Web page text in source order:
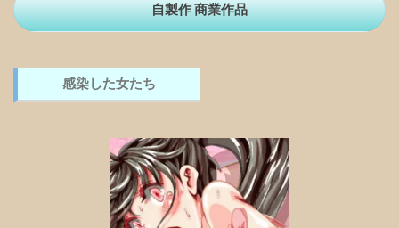
自製作 商業作品
感染した女たち